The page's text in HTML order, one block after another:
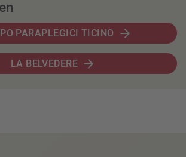
PARAPLEGICI TICINO
LA BELVEDERE